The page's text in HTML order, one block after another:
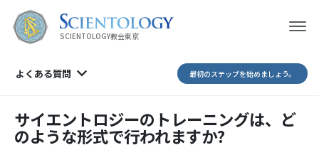
SCIENTOLOGY教会東京
よくある質問 最初のステップを始めましょう。
サイエントロジーのトレーニングは、ど
のような形式で行われますか?